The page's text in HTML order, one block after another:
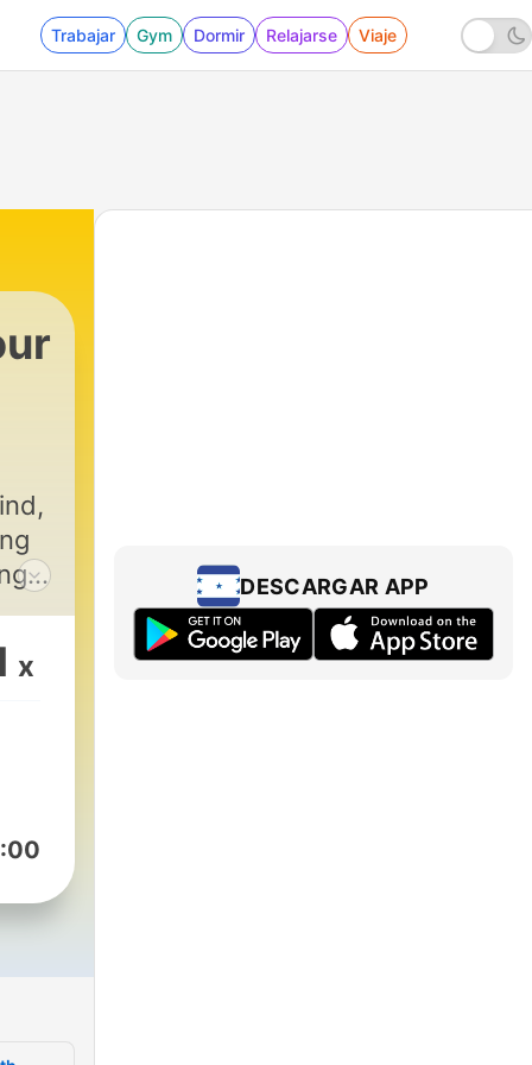
Trabajar Gym Dormir Relajarse Viaje
x
DESCARGAR APP